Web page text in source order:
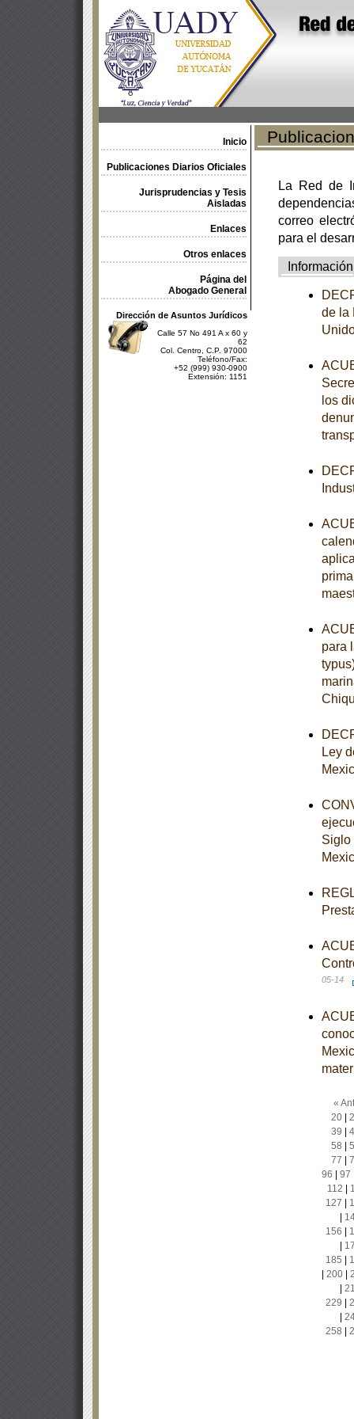
Inicio
Publicaciones Diarios Oficiales
Jurisprudencias y Tesis
Aisladas
Enlaces
Otros enlaces
Página del
Abogado General
Dirección de Asuntos Jurídicos
Calle 57 No 491 A x 60 y
62
Col. Centro, C.P. 97000
Teléfono/Fax:
+52 (999) 930-0900
Extensión: 1151
La Red de
correo
para el
Información
de la
los
para
Ley
Siglo
05-14
«
20|
39
58
77
96
97
112
127
156
185
200|
229
258